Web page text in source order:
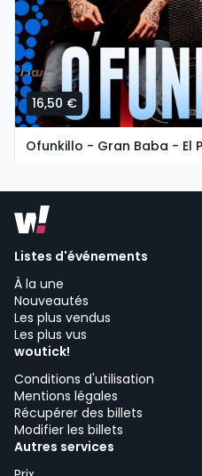
16,50 €
Ofunkillo - Gran Baba - El
Listes d'événements
À la une
Nouveautés
Les plus vendus
Les plus vus
woutick!
Conditions d'utilisation
Mentions légales
Récupérer des billets
Modifier les billets
Autres services